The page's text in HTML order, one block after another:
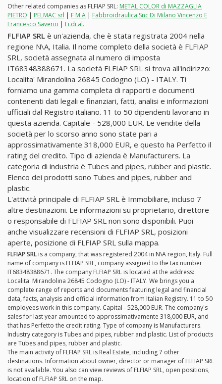
Other related companies as FLFIAP SRL: METAL COLOR di MAZZAGLIA
PIETRO | PELMAC srl | F M A | Fabbroidraulica Snc Di Milano Vincenzo E
Francesco Saverio | Fi.di.al.
FLFIAP SRL è un'azienda, che è stata registrata 2004 nella
regione N\A, Italia. Il nome completo della società è FLFIAP
SRL, società assegnata al numero di imposta
IT68348388671. La società FLFIAP SRL si trova all'indirizzo:
Localita' Mirandolina 26845 Codogno (LO) - ITALY. Ti
forniamo una gamma completa di rapporti e documenti
contenenti dati legali e finanziari, fatti, analisi e informazioni
ufficiali dal Registro italiano. 11 to 50 dipendenti lavorano in
questa azienda. Capitale - 528,000 EUR. Le vendite della
società per lo scorso anno sono state pari a
approssimativamente 318,000 EUR, e questo ha Perfetto il
rating del credito. Tipo di azienda è Manufacturers. La
categoria di industria è Tubes and pipes, rubber and plastic.
Elenco dei prodotti sono Tubes and pipes, rubber and
plastic.
L'attività principale di FLFIAP SRL è Immobiliare, incluso 7
altre destinazioni. Le informazioni su proprietario, direttore
o responsabile di FLFIAP SRL non sono disponibili. Puoi
anche visualizzare recensioni di FLFIAP SRL, posizioni
aperte, posizione di FLFIAP SRL sulla mappa.
FLFIAP SRL is a company, that was registered 2004 in N\A region, Italy. Full
name of company is FLFIAP SRL, company assigned to the tax number
IT68348388671. The company FLFIAP SRL is located at the address:
Localita' Mirandolina 26845 Codogno (LO) - ITALY. We brings you a
complete range of reports and documents featuring legal and financial
data, facts, analysis and official information from Italian Registry. 11 to 50
employees work in this company. Capital - 528,000 EUR. The company's
sales for last year amounted to approssimativamente 318,000 EUR, and
that has Perfetto the credit rating. Type of company is Manufacturers.
Industry category is Tubes and pipes, rubber and plastic. List of products
are Tubes and pipes, rubber and plastic.
The main activity of FLFIAP SRL is Real Estate, including 7 other
destinations. Information about owner, director or manager of FLFIAP SRL
is not available. You also can view reviews of FLFIAP SRL, open positions,
location of FLFIAP SRL on the map.